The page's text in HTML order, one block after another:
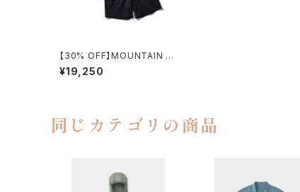
【30% OFF】MOUNTAIN R
ESEARCH / ID SHORTS
¥19,250
同じカテゴリの商品